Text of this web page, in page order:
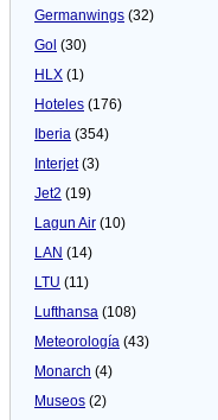
Germanwings (32)
Gol (30)
HLX (1)
Hoteles (176)
Iberia (354)
Interjet(3)
Jet2 (19)
Lagun Air (10)
LAN (14)
LTU (11)
Lufthansa (108)
Meteorologí­a (43)
Monarch (4)
Museos (2)